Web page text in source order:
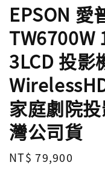
EPSON 愛
TW6700W
3LCD 投影
家庭劇院
灣公司貨
Regular
NT$ 79,900